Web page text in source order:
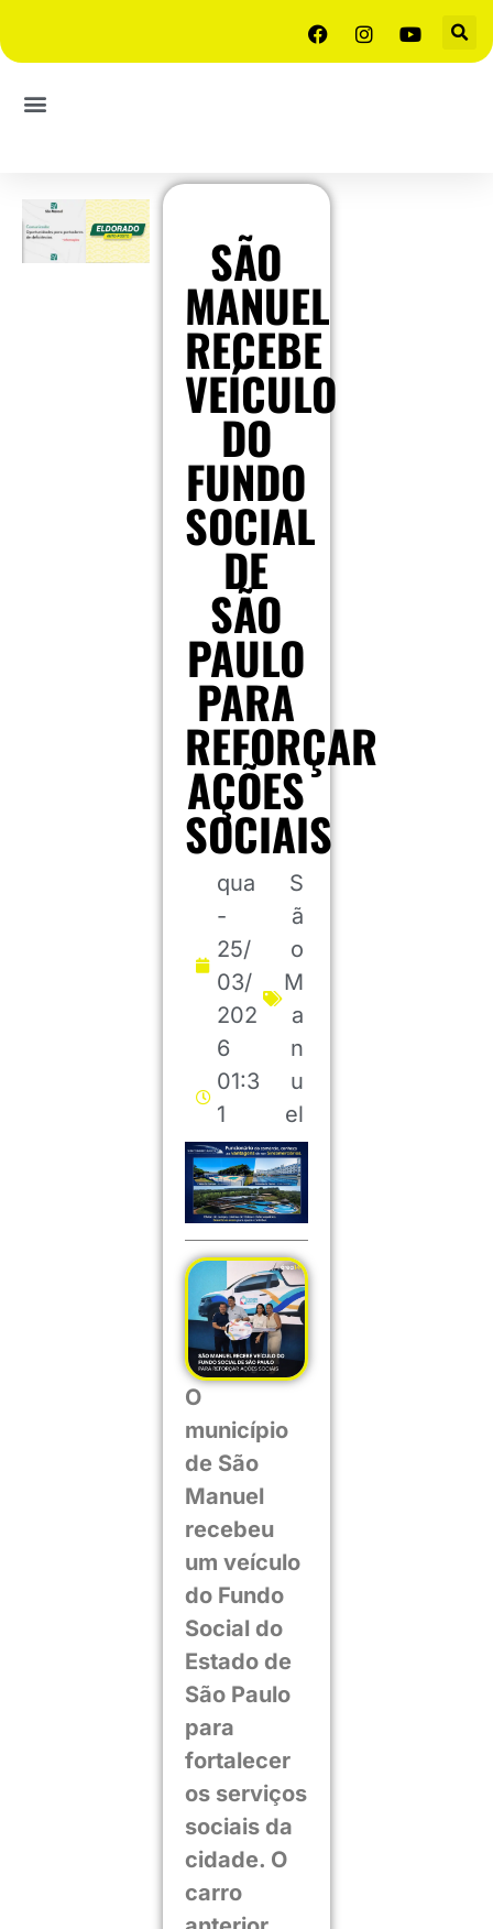
SÃO
MANUEL
RECEBE
VEÍCULO
DO
FUNDO
SOCIAL
DE
SÃO
PAULO
PARA
REFORÇAR
AÇÕES
SOCIAIS
qua
-
25/
03/
202
6
01:3
1
S
ã
o
M
a
n
u
el
O
município
de São
Manuel
recebeu
um veículo
do Fundo
Social do
Estado de
São Paulo
para
fortalecer
os serviços
sociais da
cidade. O
carro